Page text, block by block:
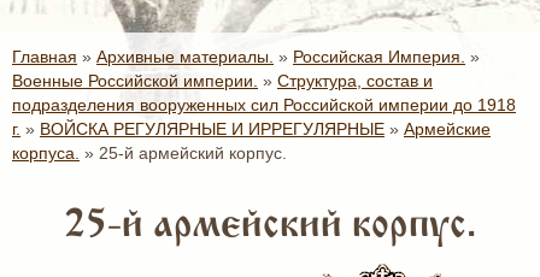
Главная » Архивные материалы. » Российская Империя. »
Военные Российской империи. » Структура, состав и
подразделения вооруженных сил Российской империи до 1918
г. » ВОЙСКА РЕГУЛЯРНЫЕ И ИРРЕГУЛЯРНЫЕ » Армейские
корпуса. » 25-й армейский корпус.
25-й армейский корпус.